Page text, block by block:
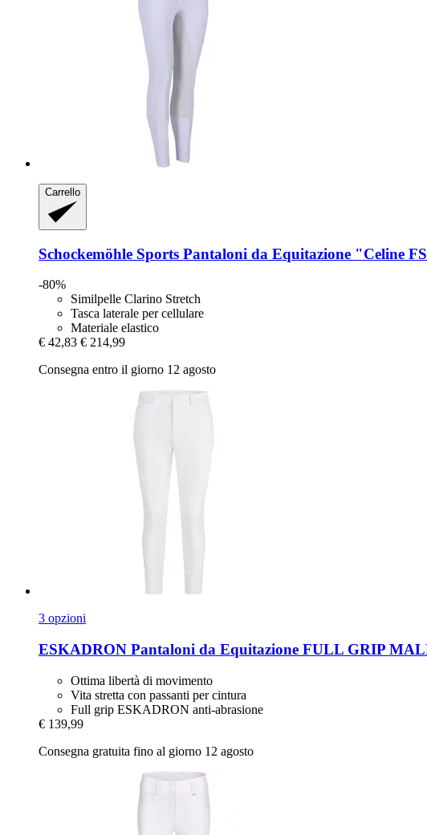
Carrello
Schockemöhle Sports Pantaloni da Equitazione "Celine
-80%
Similpelle Clarino Stretch
Tasca laterale per cellulare
Materiale elastico
€ 42,83 € 214,99
Consegna entro il giorno 12 agosto
3 opzioni
ESKADRON Pantaloni da Equitazione FULL GRIP
Ottima libertà di movimento
Vita stretta con passanti per cintura
Full grip ESKADRON anti-abrasione
€ 139,99
Consegna gratuita fino al giorno 12 agosto